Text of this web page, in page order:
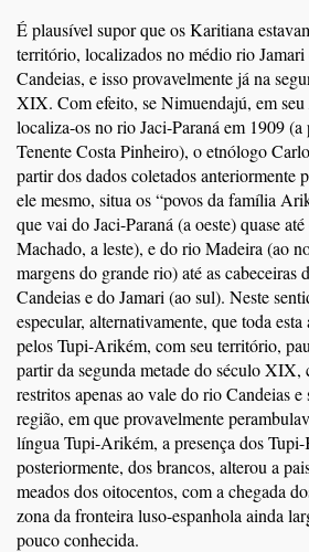
É plausível supor que os Karitiana
território, localizados no médio rio
Candeias, e isso provavelmente já na
XIX. Com efeito, se Nimuendajú, em seu
localiza-os no rio Jaci-Paraná em 1909
Tenente Costa Pinheiro), o etnólogo
partir dos dados coletados anteriormente
ele mesmo, situa os “povos da família
que vai do Jaci-Paraná (a oeste) quase
Machado, a leste), e do rio Madeira (ao
margens do grande rio) até as cabeceiras
Candeias e do Jamari (ao sul). Neste
especular, alternativamente, que toda
pelos Tupi-Arikém, com seu território,
partir da segunda metade do século
restritos apenas ao vale do rio Candeias e
região, em que provavelmente
língua Tupi-Arikém, a presença dos
posteriormente, dos brancos, alterou a
meados dos oitocentos, com a chegada
zona da fronteira luso-espanhola ainda
pouco conhecida.